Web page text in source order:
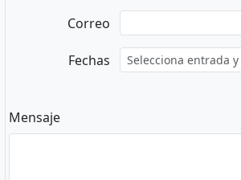
Correo
Fechas
Mensaje